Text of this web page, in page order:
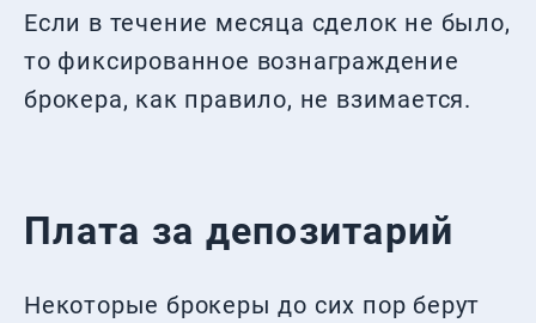
Если в течение месяца сделок не было,
то фиксированное вознаграждение
брокера, как правило, не взимается.
Плата за депозитарий
Некоторые брокеры до сих пор берут